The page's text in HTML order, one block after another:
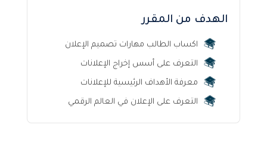
الهدف من المقرر
اكساب الطالب مهارات تصميم الإعلان
التعرف على أسس إخراج الإعلانات
معرفة الأهداف الرئيسية للإعلانات
التعرف على الإعلان في العالم الرقمي